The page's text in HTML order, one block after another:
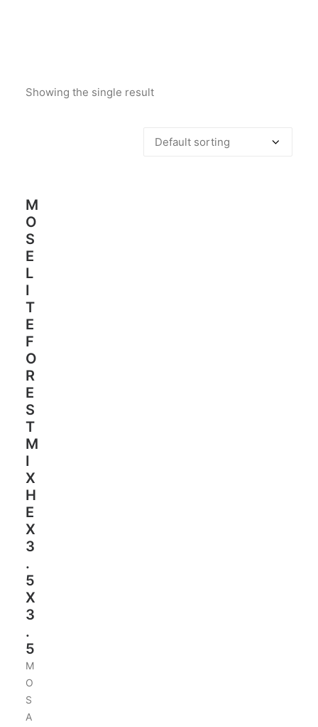
Showing the single result
M
O
S
E
L
I
T
E
F
O
R
E
S
T
M
I
X
H
E
X
3
.
5
X
3
.
5
M
O
S
A